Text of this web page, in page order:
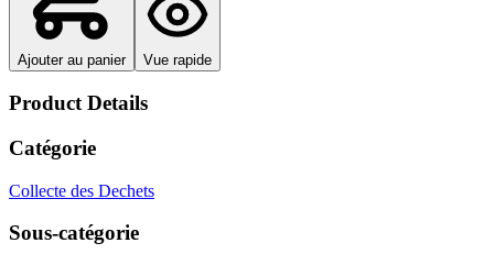
Ajouter au panier Vue rapide
Product Details
Catégorie
Collecte des Dechets
Sous-catégorie